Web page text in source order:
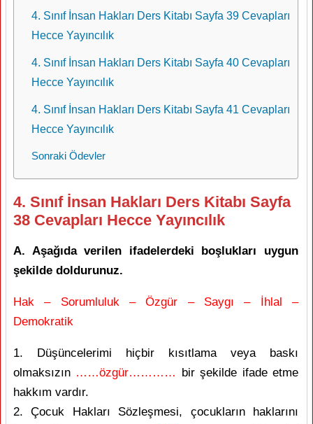
4. Sınıf İnsan Hakları Ders Kitabı Sayfa 39 Cevapları
Hecce Yayıncılık
4. Sınıf İnsan Hakları Ders Kitabı Sayfa 40 Cevapları
Hecce Yayıncılık
4. Sınıf İnsan Hakları Ders Kitabı Sayfa 41 Cevapları
Hecce Yayıncılık
Sonraki Ödevler
4. Sınıf İnsan Hakları Ders Kitabı Sayfa
38 Cevapları Hecce Yayıncılık
A. Aşağıda verilen ifadelerdeki boşlukları uygun
şekilde doldurunuz.
Hak – Sorumluluk – Özgür – Saygı – İhlal –
Demokratik
1. Düşüncelerimi hiçbir kısıtlama veya baskı
olmaksızın ……özgür………… bir şekilde ifade etme
hakkım vardır.
2. Çocuk Hakları Sözleşmesi, çocukların haklarını